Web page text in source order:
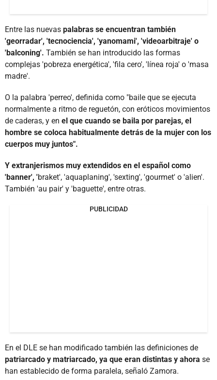
Entre las nuevas palabras se encuentran también
'georradar', 'tecnociencia', 'yanomami', 'videoarbitraje' o
'balconing'. También se han introducido las formas
complejas 'pobreza energética', 'fila cero', 'línea roja' o 'masa
madre'.
O la palabra 'perreo', definida como "baile que se ejecuta
normalmente a ritmo de reguetón, con eróticos movimientos
de caderas, y en el que cuando se baila por parejas, el
hombre se coloca habitualmente detrás de la mujer con los
cuerpos muy juntos".
Y extranjerismos muy extendidos en el español como
'banner', 'braket', 'aquaplaning', 'sexting', 'gourmet' o 'alien'.
También 'au pair' y 'baguette', entre otras.
PUBLICIDAD
En el DLE se han modificado también las definiciones de
patriarcado y matriarcado, ya que eran distintas y ahora se
han establecido de forma paralela, señaló Zamora.